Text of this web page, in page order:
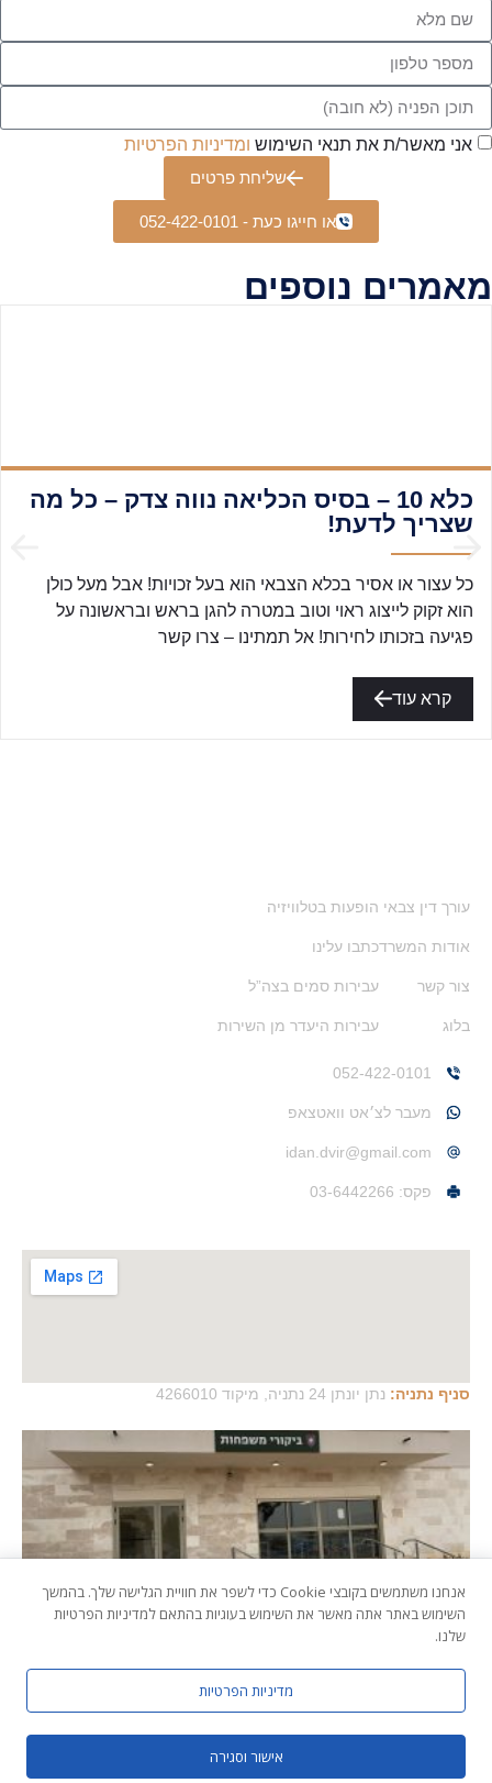
אני מאשר/ת את תנאי השימוש ומדיניות הפרטיות
שליחת פרטים
או חייגו כעת - 052-422-0101
מאמרים נוספים
כלא 10 – בסיס הכליאה נווה צדק – כל מה
שצריך לדעת!
כל עצור או אסיר בכלא הצבאי הוא בעל זכויות! אבל מעל כולן
הוא זקוק לייצוג ראוי וטוב במטרה להגן בראש ובראשונה על
פגיעה בזכותו לחירות! אל תמתינו – צרו קשר
קרא עוד
עורך דין צבאי
אודות המשרד
צור קשר
בלוג
הופעות בטלוויזיה
כתבו עלינו
עבירות סמים בצה”ל
עבירות היעדר מן השירות
052-422-0101
מעבר לצ׳אט וואטצאפ
idan.dvir@gmail.com
פקס: 03-6442266
סניף נתניה: נתן יונתן 24 נתניה, מיקוד 4266010
כלא 10 – בסיס הכליאה נווה צדק – כל מה שצריך לדעת!
כל הזכויות שמורות © עו"ד עידן דביר
מדיניות פרטיות•הצהרת נגישות•
אנחנו משתמשים בקובצי Cookie כדי לשפר את חוויית הגלישה שלך. בהמשך
השימוש באתר אתה מאשר את השימוש בעוגיות בהתאם למדיניות הפרטיות
שלנו.
מדיניות הפרטיות
אישור וסגירה